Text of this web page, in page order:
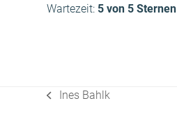
Wartezeit: 5 von 5 Sternen
vorheriger
Ines Bahlk